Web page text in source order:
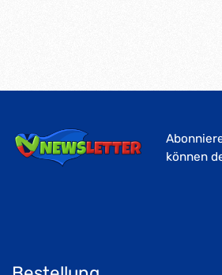
können